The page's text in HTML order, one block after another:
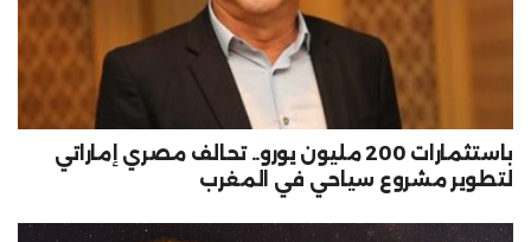
باستثمارات 200 مليون يورو.. تحالف مصري إماراتي
لتطوير مشروع سياحي في المغرب